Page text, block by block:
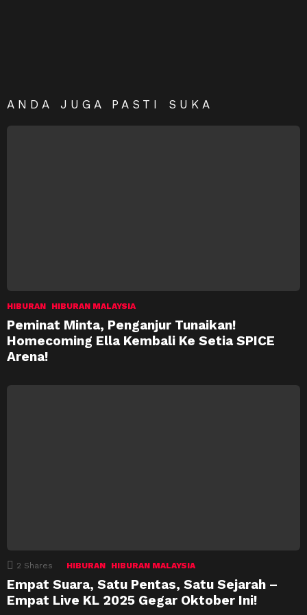
ANDA JUGA PASTI SUKA
HIBURAN HIBURAN MALAYSIA
Peminat Minta, Penganjur Tunaikan!
Homecoming Ella Kembali Ke Setia SPICE
Arena!
2 Shares HIBURAN HIBURAN MALAYSIA
Empat Suara, Satu Pentas, Satu Sejarah –
Empat Live KL 2025 Gegar Oktober Ini!